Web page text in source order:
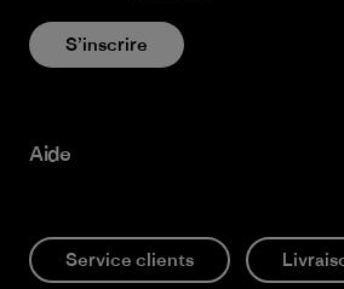
S’inscrire
Aide
Service clients